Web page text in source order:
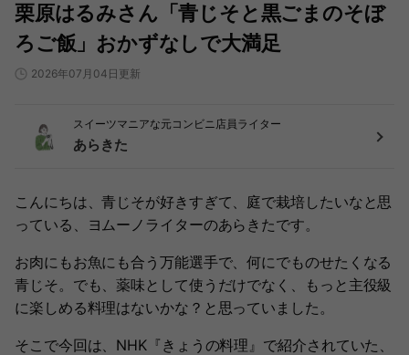
栗原はるみさん「青じそと黒ごまのそぼ
ろご飯」おかずなしで大満足
2026年07月04日更新
スイーツマニアな元コンビニ店員ライター
あらきた
こんにちは、青じそが好きすぎて、庭で栽培したいなと思
っている、ヨムーノライターのあらきたです。
お肉にもお魚にも合う万能選手で、何にでものせたくなる
青じそ。でも、薬味として使うだけでなく、もっと主役級
に楽しめる料理はないかな？と思っていました。
そこで今回は、NHK『きょうの料理』で紹介されていた、